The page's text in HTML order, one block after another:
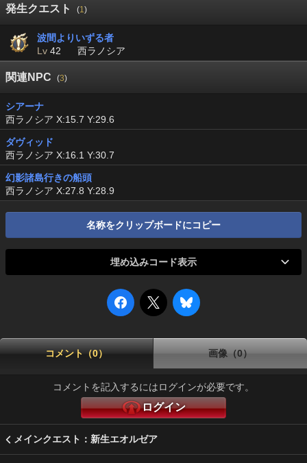
発生クエスト (1)
波間よりいずる者
Lv 42 西ラノシア
関連NPC (3)
シアーナ
西ラノシア X:15.7 Y:29.6
ダヴィッド
西ラノシア X:16.1 Y:30.7
幻影諸島行きの船頭
西ラノシア X:27.8 Y:28.9
名称をクリップボードにコピー
埋め込みコード表示
コメント（0） 画像（0）
コメントを記入するにはログインが必要です。
ログイン
メインクエスト：新生エオルゼア